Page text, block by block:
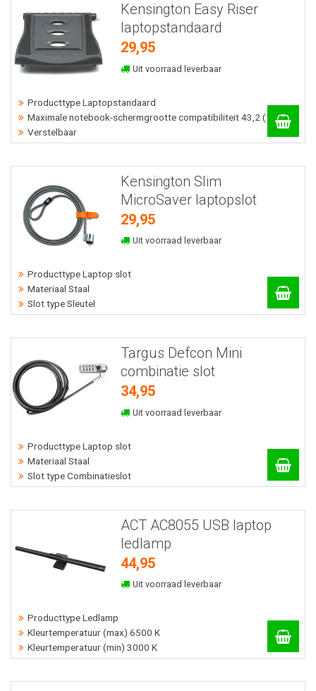
Kensington Easy Riser
laptopstandaard
29,95
Uit voorraad leverbaar
Producttype Laptopstandaard
Maximale notebook-schermgrootte compatibiliteit 43,2 (17) cm
Verstelbaar
Kensington Slim
MicroSaver laptopslot
29,95
Uit voorraad leverbaar
Producttype Laptop slot
Materiaal Staal
Slot type Sleutel
Targus Defcon Mini
combinatie slot
34,95
Uit voorraad leverbaar
Producttype Laptop slot
Materiaal Staal
Slot type Combinatieslot
ACT AC8055 USB laptop
ledlamp
44,95
Uit voorraad leverbaar
Producttype Ledlamp
Kleurtemperatuur (max) 6500 K
Kleurtemperatuur (min) 3000 K